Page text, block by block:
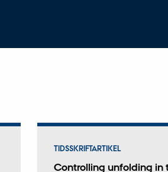
Controlling unfolding in
TIDSSKRIFTARTIKEL